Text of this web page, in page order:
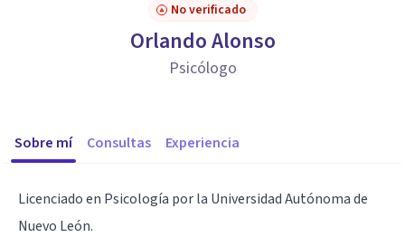
No verificado
Orlando Alonso
Psicólogo
Sobre mí Consultas Experiencia
Licenciado en Psicología por la Universidad Autónoma de
Nuevo León.